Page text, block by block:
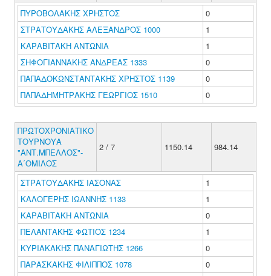
ΠΥΡΟΒΟΛΑΚΗΣ ΧΡΗΣΤΟΣ
0
ΣΤΡΑΤΟΥΔΑΚΗΣ ΑΛΕΞΑΝΔΡΟΣ 1000
1
ΚΑΡΑΒΙΤΑΚΗ ΑΝΤΩΝΙΑ
1
ΣΗΦΟΓΙΑΝΝΑΚΗΣ ΑΝΔΡΕΑΣ 1333
0
ΠΑΠΑΔΟΚΩΝΣΤΑΝΤΑΚΗΣ ΧΡΗΣΤΟΣ 1139
0
ΠΑΠΑΔΗΜΗΤΡΑΚΗΣ ΓΕΩΡΓΙΟΣ 1510
0
ΠΡΩΤΟΧΡΟΝΙΑΤΙΚΟ
ΤΟΥΡΝΟΥΑ
"ΑΝΤ.ΜΠΕΛΛΟΣ"-
Α΄ΟΜΙΛΟΣ
2 / 7 1150.14 984.14
ΣΤΡΑΤΟΥΔΑΚΗΣ ΙΑΣΟΝΑΣ
1
ΚΑΛΟΓΕΡΗΣ ΙΩΑΝΝΗΣ 1133
1
ΚΑΡΑΒΙΤΑΚΗ ΑΝΤΩΝΙΑ
0
ΠΕΛΑΝΤΑΚΗΣ ΦΩΤΙΟΣ 1234
1
ΚΥΡΙΑΚΑΚΗΣ ΠΑΝΑΓΙΩΤΗΣ 1266
0
ΠΑΡΑΣΚΑΚΗΣ ΦΙΛΙΠΠΟΣ 1078
0